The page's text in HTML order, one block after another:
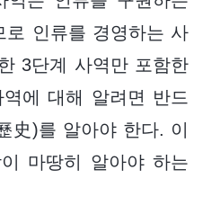
로 인류를 경영하는 사
3단계 사역만 포함한
에 대해 알려면 반드
史)를 알아야 한다. 이
마땅히 알아야 하는